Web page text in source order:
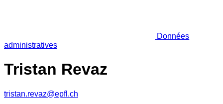
Données
administratives
Tristan Revaz
tristan.revaz@epfl.ch